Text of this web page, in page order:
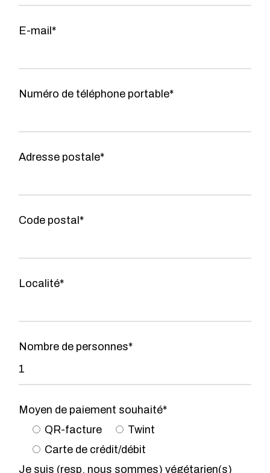
E-mail*
Numéro de téléphone portable*
Adresse postale*
Code postal*
Localité*
Nombre de personnes*
Moyen de paiement souhaité*
QR-facture
Twint
Carte de crédit/débit
Je suis (resp. nous sommes) végétarien(s)